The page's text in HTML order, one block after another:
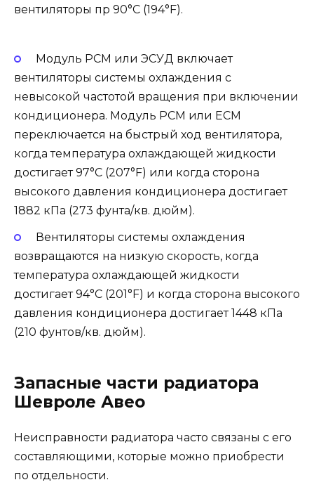
вентиляторы пр 90°С (194°F).
Модуль РСМ или ЭСУД включает
вентиляторы системы охлаждения с
невысокой частотой вращения при включении
кондиционера. Модуль РСМ или ЕСМ
переключается на быстрый ход вентилятора,
когда температура охлаждающей жидкости
достигает 97°С (207°F) или когда сторона
высокого давления кондиционера достигает
1882 кПa (273 фунта/кв. дюйм).
Вентиляторы системы охлаждения
возвращаются на низкую скорость, когда
температура охлаждающей жидкости
достигает 94°С (201°F) и когда сторона высокого
давления кондиционера достигает 1448 кПa
(210 фунтов/кв. дюйм).
Запасные части радиатора
Шевроле Авео
Неисправности радиатора часто связаны с его
составляющими, которые можно приобрести
по отдельности.